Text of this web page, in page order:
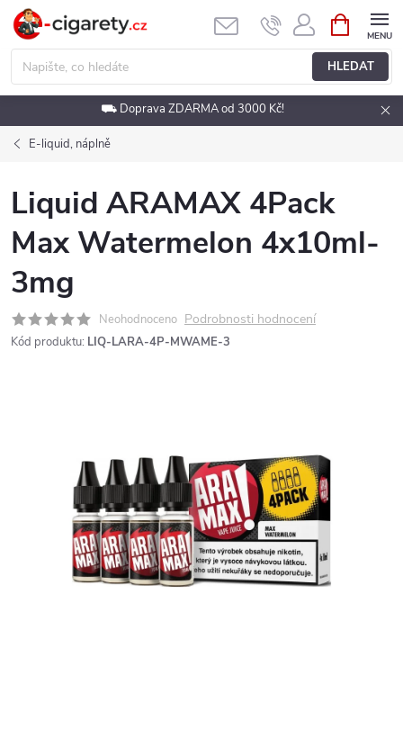
Přejít
obsah
HLEDAT
NÁKUPNÍ
KOŠÍK
⛟ Doprava ZDARMA od 3000 Kč!
E-liquid, náplně
Liquid ARAMAX 4Pack
Max Watermelon 4x10ml-
3mg
Neohodnoceno Podrobnosti hodnocení
Kód produktu: LIQ-LARA-4P-MWAME-3